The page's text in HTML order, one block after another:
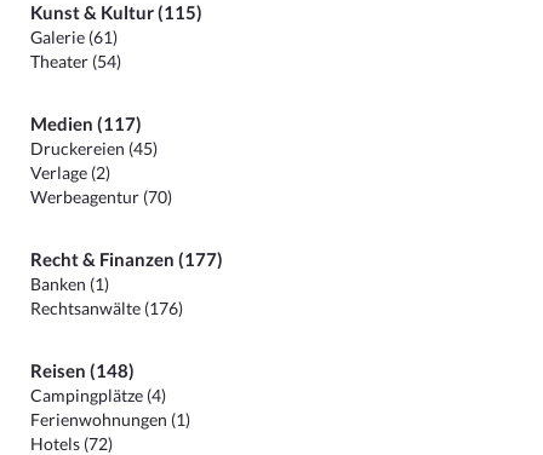
Kunst & Kultur (115)
Galerie (61)
Theater (54)
Medien (117)
Druckereien (45)
Verlage (2)
Werbeagentur (70)
Recht & Finanzen (177)
Banken (1)
Rechtsanwälte (176)
Reisen (148)
Campingplätze (4)
Ferienwohnungen (1)
Hotels (72)